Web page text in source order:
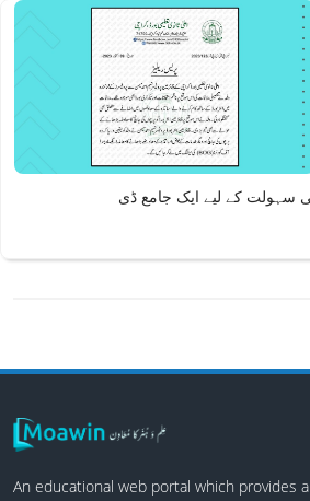
An educational web portal which provides